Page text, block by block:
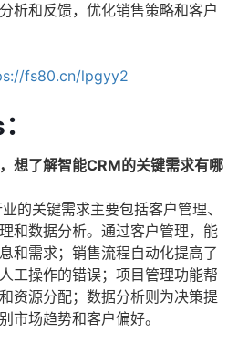
析和反馈，优化销售策略和客户
fs80.cn/lpgyy2
想了解智能CRM的关键需求有哪
的关键需求主要包括客户管理、
和数据分析。通过客户管理，能
和需求；销售流程自动化提高了
工操作的错误；项目管理功能帮
资源分配；数据分析则为决策提
市场趋势和客户偏好。